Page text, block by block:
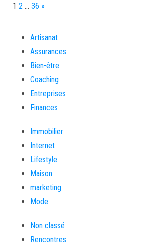
Page:
1 2 … 36 Next
»
Artisanat
Assurances
Bien-être
Coaching
Entreprises
Finances
Immobilier
Internet
Lifestyle
Maison
marketing
Mode
Non classé
Rencontres